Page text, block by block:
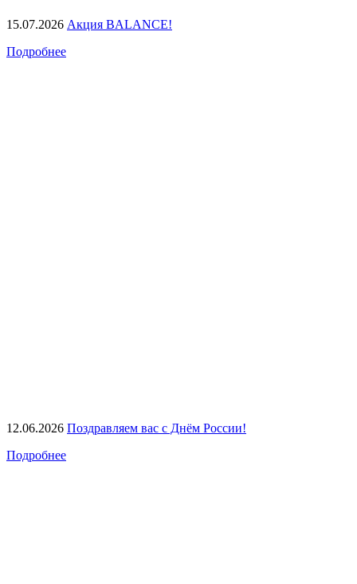
15.07.2026 Акция BALANCE!
Подробнее
12.06.2026 Поздравляем вас с Днём России!
Подробнее